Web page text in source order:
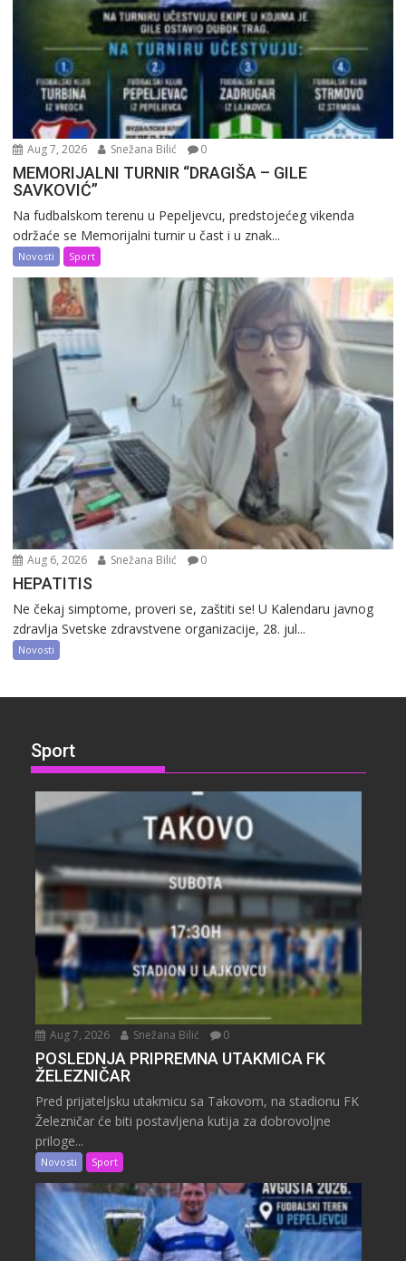
Aug 7, 2026 Snežana Bilić 0
MEMORIJALNI TURNIR “DRAGIŠA – GILE
SAVKOVIĆ”
Na fudbalskom terenu u Pepeljevcu, predstojećeg vikenda
održaće se Memorijalni turnir u čast i u znak...
Novosti Sport
Aug 6, 2026 Snežana Bilić 0
HEPATITIS
Ne čekaj simptome, proveri se, zaštiti se! U Kalendaru javnog
zdravlja Svetske zdravstvene organizacije, 28. jul...
Novosti
Sport
Aug 7, 2026 Snežana Bilić 0
POSLEDNJA PRIPREMNA UTAKMICA FK
ŽELEZNIČAR
Pred prijateljsku utakmicu sa Takovom, na stadionu FK
Železničar će biti postavljena kutija za dobrovoljne
priloge...
Novosti Sport